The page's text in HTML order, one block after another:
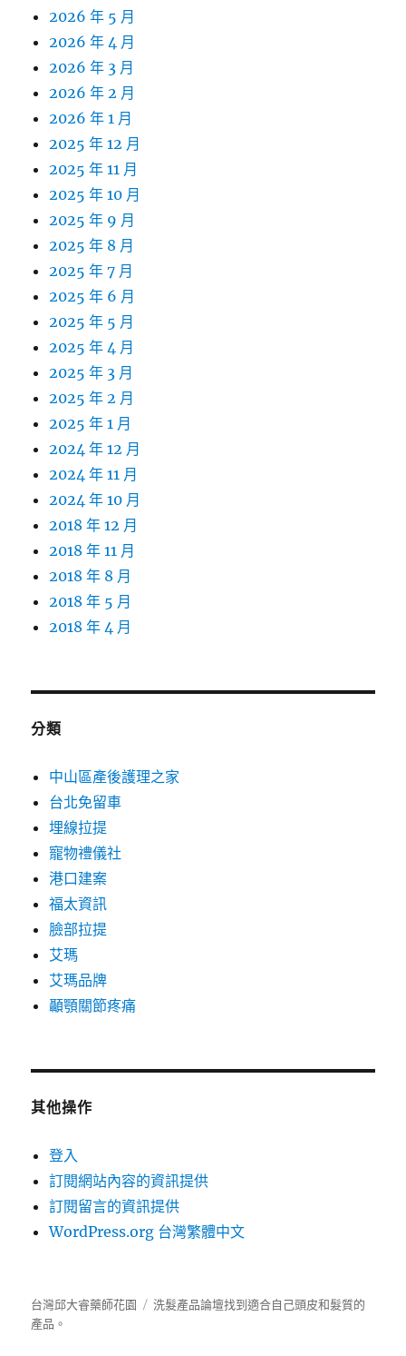
2026 年 5 月
2026 年 4 月
2026 年 3 月
2026 年 2 月
2026 年 1 月
2025 年 12 月
2025 年 11 月
2025 年 10 月
2025 年 9 月
2025 年 8 月
2025 年 7 月
2025 年 6 月
2025 年 5 月
2025 年 4 月
2025 年 3 月
2025 年 2 月
2025 年 1 月
2024 年 12 月
2024 年 11 月
2024 年 10 月
2018 年 12 月
2018 年 11 月
2018 年 8 月
2018 年 5 月
2018 年 4 月
分類
中山區產後護理之家
台北免留車
埋線拉提
寵物禮儀社
港口建案
福太資訊
臉部拉提
艾瑪
艾瑪品牌
顳顎關節疼痛
其他操作
登入
訂閱網站內容的資訊提供
訂閱留言的資訊提供
WordPress.org 台灣繁體中文
台灣邱大睿藥師花園 洗髮產品論壇找到適合自己頭皮和髮質的
產品。